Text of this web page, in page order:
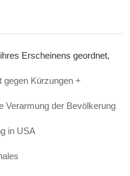
Erscheinens geordnet,
gegen Kürzungen +
Verarmung der Bevölkerung
in USA